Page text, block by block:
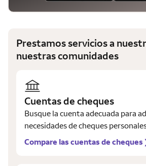
Prestamos servicios a
nuestras comunidades
Cuentas de cheques
Busque la cuenta adecuada para
necesidades de cheques
Compare las cuentas de cheques